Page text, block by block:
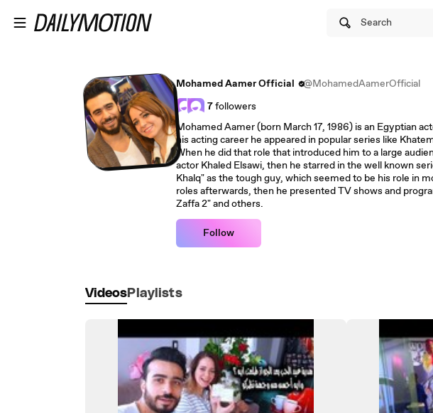
Search
Mohamed Aamer Official
@MohamedAamerOfficial
7followers
Mohamed Aamer (born March 17, 1986) is an Egyptian
his acting career he appeared in popular series like
When he did that role that introduced him to a large
actor Khaled Elsawi, then he starred in the well known
Khalq" as the tough guy, which seemed to be his role in
roles afterwards, then he presented TV shows and
Zaffa 2" and others.
Follow
Videos Playlists